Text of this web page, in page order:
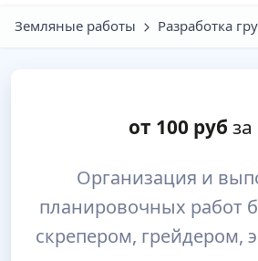
Земляные работы Разработка
от 100 руб
Организация и
планировочных работ
скрепером, грейдером,